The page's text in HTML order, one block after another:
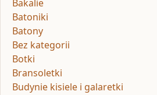
Bakalie
Batoniki
Batony
Bez kategorii
Botki
Bransoletki
Budynie kisiele i galaretki